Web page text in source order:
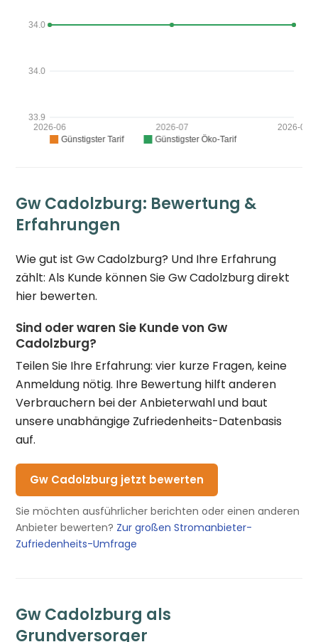
Gw Cadolzburg: Bewertung &
Erfahrungen
Wie gut ist Gw Cadolzburg? Und Ihre Erfahrung
zählt: Als Kunde können Sie Gw Cadolzburg direkt
hier bewerten.
Sind oder waren Sie Kunde von Gw
Cadolzburg?
Teilen Sie Ihre Erfahrung: vier kurze Fragen, keine
Anmeldung nötig. Ihre Bewertung hilft anderen
Verbrauchern bei der Anbieterwahl und baut
unsere unabhängige Zufriedenheits-Datenbasis
auf.
Gw Cadolzburg jetzt bewerten
Sie möchten ausführlicher berichten oder einen anderen
Anbieter bewerten? Zur großen Stromanbieter-
Zufriedenheits-Umfrage
Gw Cadolzburg als
Grundversorger